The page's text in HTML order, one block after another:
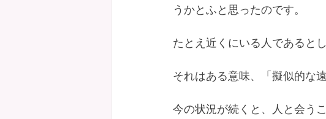
うかとふと思ったのです。
たとえ近くにいる人であると
それはある意味、「擬似的な
今の状況が続くと、人と会う